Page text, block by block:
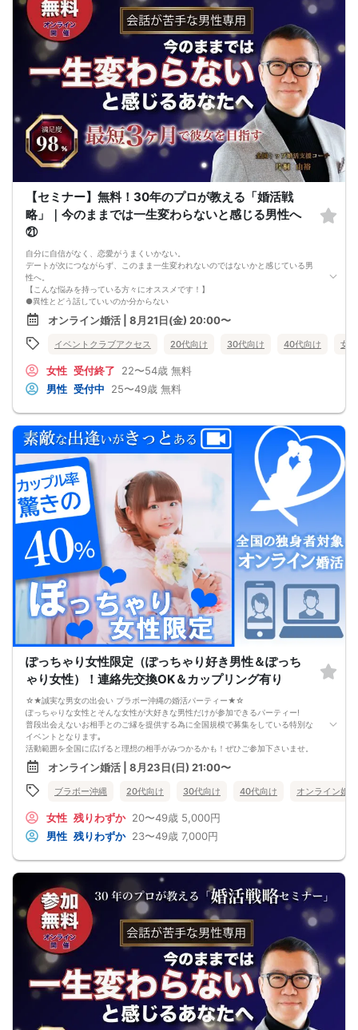
・イベント開催時刻１時間前迄に最小催行人数に満たない場合は中止のご連絡を
差し上げます。
【セミナー】無料！30年のプロが教える「婚活戦
略」｜今のままでは一生変わらないと感じる男性へ
㉑
自分に自信がなく、恋愛がうまくいかない。
デートが次につながらず、このまま一生変われないのではないかと感じている男
性へ。
【こんな悩みを持っている方々にオススメです！】
●異性とどう話していいのか分からない
●婚活パーティー、合コンで上手くいかない
●デートやお見合いが２回目につながらない
●今のままでは一生変わらない気がする
●異性から断られると、自分の人格を否定されている気分になる
最短3ヶ月で彼女ができる可能性を高め、1年以内の結婚を目指すための
恋愛・婚活の具体的な方法をお伝えします。
【婚活戦略セミナーで得られるメリットは！】
●婚活パーティーやマッチングアプリで結果を出せるようになる
●異性とのコミュニケーションのポイントが理解できる
●好きになった女性との関係を続けられるようになる
まずは、異性が求めていることを理解し、
それを提供できる自分自身に変化していくことにより、
はじめて自分が好きな異性が自分を好きになってくれるようになり、
恋愛婚活が上手くいくようになります。
改善
異性が求めていることを理解し、
それを自然に伝えられる自分に変わることで、
好きな女性から選ばれるようになります。
婚活戦略セミナーでは、恋愛や婚活で悩む男性が
短期間で変化と成果を実感できる方法をお伝えします。
【注意事項】
・セミナー中はカメラをオン（お顔を出して）での受講をお願いします。
（屋外、車内からのご参加や、途中入室、退出はご遠慮下さい。）
【キャンセル規定】
セミナー準備の都合上、当日無断キャンセルの場合は、3,000円のキャンセル料を
お支払いいただきます。
オンライン婚活 | 8月21日(金) 20:00〜
イベントクラブアクセス 20代向け 30代向け 40代向け 女
女性 受付終了 22〜54歳 無料
男性 受付中 25〜49歳 無料
ぽっちゃり女性限定（ぽっちゃり好き男性＆ぽっち
ゃり女性）！連絡先交換OK＆カップリング有り
☆★誠実な男女の出会い ブラボー沖縄の婚活パーティー★☆
ぽっちゃりな女性とそんな女性が大好きな男性だけが参加できるパーティー!
普段出会えないお相手とのご縁を提供する為に全国規模で募集をしている特別な
イベントとなります｡
活動範囲を全国に広げると理想の相手がみつかるかも！ぜひご参加下さいませ。
【注意事項】
・全国各地に募集しております。お相手の居住地はご自身の居住地と異なる場合
がございます。
等をご準備下さい。
・確認書類を提示頂けない場合はご参加をお断りする場合も御座いますので予め
ご了承下さいませ。
・直前の申込みや当日のキャンセルにより男女比が偏る可能性がございますこと
をご了承ください。
・最小催行人数 1対1、最大20名（男女比調整のため定員になる前にキャンセル待
ちとなる場合がございます）
・イベント開催時刻１時間前迄に最小催行人数に満たない場合は中止のご連絡を
差し上げます。
オンライン婚活 | 8月23日(日) 21:00〜
ブラボー沖縄 20代向け 30代向け 40代向け オンライン婚活
女性 残りわずか 20〜49歳 5,000円
男性 残りわずか 23〜49歳 7,000円